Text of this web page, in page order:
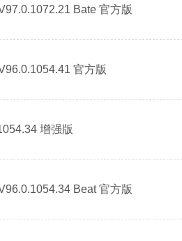
Bate 官方版
官方版
增强版
Beat 官方版